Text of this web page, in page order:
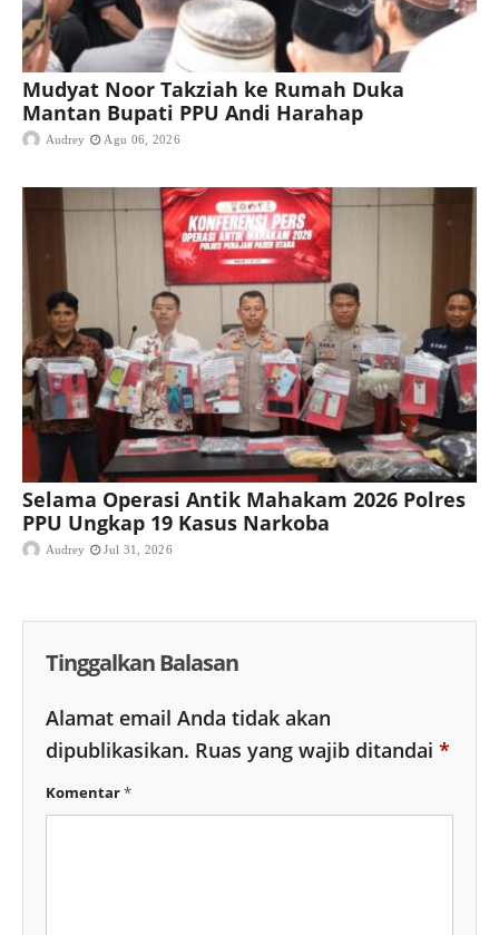
Mudyat Noor Takziah ke Rumah Duka
Mantan Bupati PPU Andi Harahap
Audrey Agu 06, 2026
Selama Operasi Antik Mahakam 2026 Polres
PPU Ungkap 19 Kasus Narkoba
Audrey Jul 31, 2026
Tinggalkan Balasan
Alamat email Anda tidak akan
dipublikasikan. Ruas yang wajib ditandai *
Komentar*